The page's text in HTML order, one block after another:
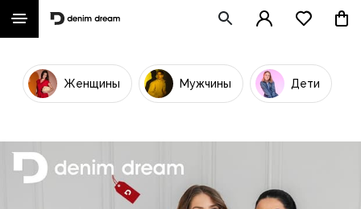
Женщины Мужчины Дети